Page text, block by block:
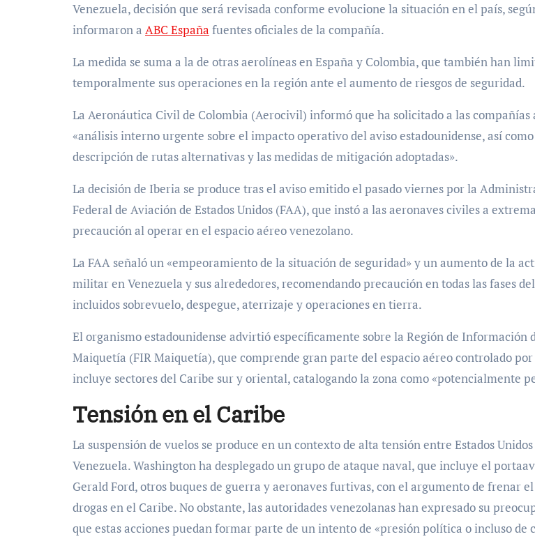
Venezuela, decisión que será revisada conforme evolucione la situación en el país,
informaron a ABC España fuentes oficiales de la compañía.
La medida se suma a la de otras aerolíneas en España y Colombia, que también han
temporalmente sus operaciones en la región ante el aumento de riesgos de seguridad.
La Aeronáutica Civil de Colombia (Aerocivil) informó que ha solicitado a las compañías
«análisis interno urgente sobre el impacto operativo del aviso estadounidense, así
descripción de rutas alternativas y las medidas de mitigación adoptadas».
La decisión de Iberia se produce tras el aviso emitido el pasado viernes por la
Federal de Aviación de Estados Unidos (FAA), que instó a las aeronaves civiles a
precaución al operar en el espacio aéreo venezolano.
La FAA señaló un «empeoramiento de la situación de seguridad» y un aumento de la
militar en Venezuela y sus alrededores, recomendando precaución en todas las fases
incluidos sobrevuelo, despegue, aterrizaje y operaciones en tierra.
El organismo estadounidense advirtió específicamente sobre la Región de Información
Maiquetía (FIR Maiquetía), que comprende gran parte del espacio aéreo controlado por
incluye sectores del Caribe sur y oriental, catalogando la zona como «potencialmente
Tensión en el Caribe
La suspensión de vuelos se produce en un contexto de alta tensión entre Estados
Venezuela. Washington ha desplegado un grupo de ataque naval, que incluye el
Gerald Ford, otros buques de guerra y aeronaves furtivas, con el argumento de frenar
drogas en el Caribe. No obstante, las autoridades venezolanas han expresado su
que estas acciones puedan formar parte de un intento de «presión política o incluso de